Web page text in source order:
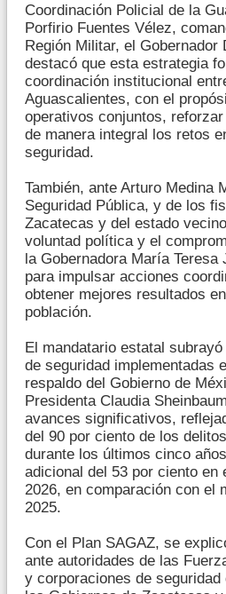
Coordinación Policial de la
Porfirio Fuentes Vélez,
Región Militar, el Gobernador
destacó que esta estrategia
coordinación institucional
Aguascalientes, con el
operativos conjuntos,
de manera integral los retos
seguridad.
También, ante Arturo Medina
Seguridad Pública, y de los
Zacatecas y del estado
voluntad política y el
la Gobernadora María Teresa
para impulsar acciones
obtener mejores resultados
población.
El mandatario estatal
de seguridad implementadas
respaldo del Gobierno de
Presidenta Claudia
avances significativos,
del 90 por ciento de los
durante los últimos cinco
adicional del 53 por ciento en
2026, en comparación con el
2025.
Con el Plan SAGAZ, se
ante autoridades de las
y corporaciones de seguridad